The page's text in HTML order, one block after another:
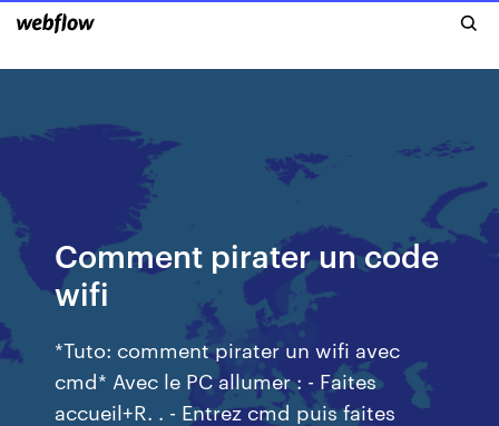
Comment pirater un code
wifi
*Tuto: comment pirater un wifi avec
cmd* Avec le PC allumer : - Faites
accueil+R. . - Entrez cmd puis faites